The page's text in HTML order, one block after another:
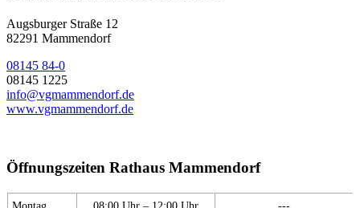
Augsburger Straße 12
82291 Mammendorf
08145 84-0
08145 1225
info@vgmammendorf.de
www.vgmammendorf.de
Öffnungszeiten Rathaus Mammendorf
Montag 08:00 Uhr – 12:00 Uhr ---